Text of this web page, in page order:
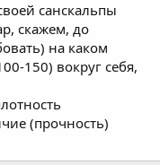
санскальпы
скажем, до
на каком
150) вокруг себя,
(прочность)